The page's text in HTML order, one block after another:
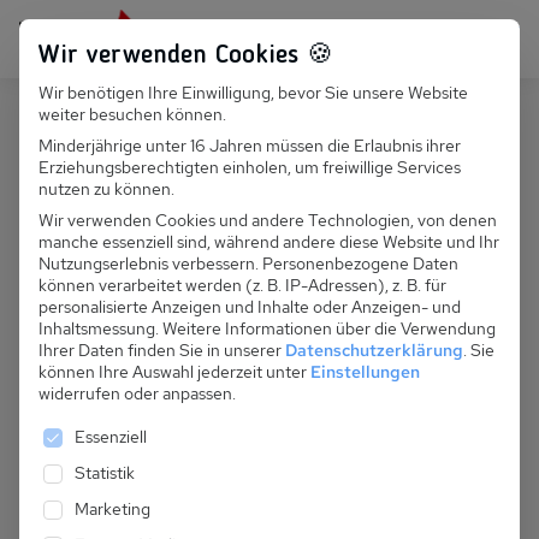
Persönlich für dich da: +49 251 899 050
Suchfeld
Suchen
PL 030.017C - Ferienhaus Domek
Morski
Wir verwenden Cookies 🍪
Wir benötigen Ihre Einwilligung, bevor Sie unsere Website
weiter besuchen können.
Minderjährige unter 16 Jahren müssen die Erlaubnis ihrer
Erziehungsberechtigten einholen, um freiwillige Services
nutzen zu können.
Wir verwenden Cookies und andere Technologien, von denen
manche essenziell sind, während andere diese Website und Ihr
Nutzungserlebnis verbessern. Personenbezogene Daten
können verarbeitet werden (z. B. IP-Adressen), z. B. für
personalisierte Anzeigen und Inhalte oder Anzeigen- und
Inhaltsmessung. Weitere Informationen über die Verwendung
Ihrer Daten finden Sie in unserer Datenschutzerklärung. Sie
können Ihre Auswahl jederzeit unter Einstellungen
widerrufen oder anpassen.
Es folgt eine Liste der Service-Gruppen, für die
Essenziell
Statistik
Marketing